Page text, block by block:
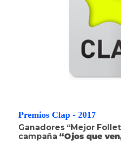
Premios Clap - 2017
Ganadores “Mejor
campaña “Ojos que